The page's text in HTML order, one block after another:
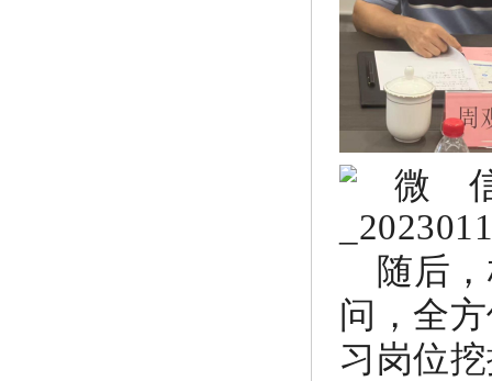
随后，
问，全
习岗位